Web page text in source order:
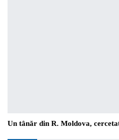
Un tânăr din R. Moldova,